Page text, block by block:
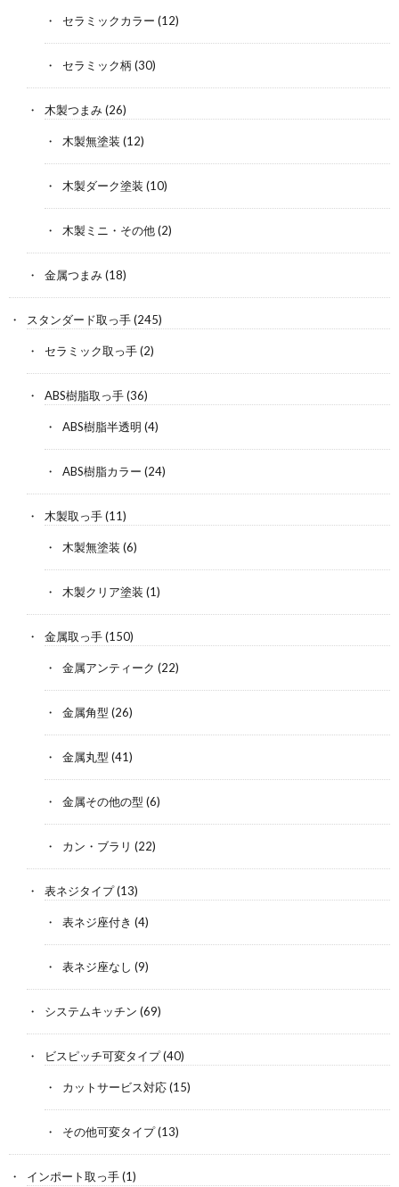
セラミックカラー (12)
セラミック柄 (30)
木製つまみ(26)
木製無塗装 (12)
木製ダーク塗装 (10)
木製ミニ・その他(2)
金属つまみ(18)
スタンダード取っ手(245)
セラミック取っ手(2)
ABS樹脂取っ手(36)
ABS樹脂半透明 (4)
ABS樹脂カラー (24)
木製取っ手(11)
木製無塗装 (6)
木製クリア塗装 (1)
金属取っ手(150)
金属アンティーク (22)
金属角型 (26)
金属丸型 (41)
金属その他の型 (6)
カン・ブラリ (22)
表ネジタイプ(13)
表ネジ座付き (4)
表ネジ座なし (9)
システムキッチン (69)
ビスピッチ可変タイプ(40)
カットサービス対応(15)
その他可変タイプ(13)
インポート取っ手(1)